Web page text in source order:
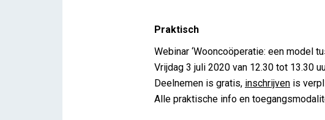
Praktisch
Webinar ‘Wooncoöperatie: een model
Vrijdag 3 juli 2020 van 12.30 tot 13.30
Deelnemen is gratis, inschrijven is
Alle praktische info en